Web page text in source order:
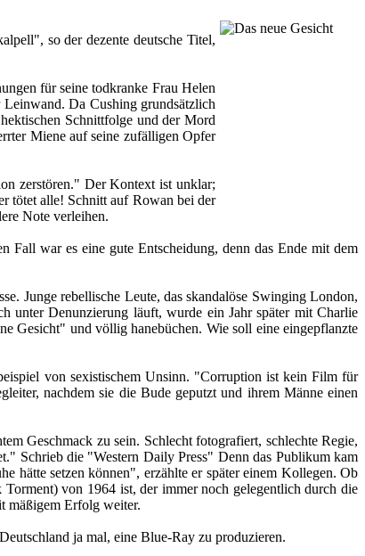
so der dezente deutsche Titel,
für seine todkranke Frau Helen
Da Cushing grundsätzlich
Schnittfolge und der Mord
Miene auf seine zufälligen Opfer
zerstören." Der Kontext ist unklar;
tötet alle! Schnitt auf Rowan bei der
Note verleihen.
Fall war es eine gute Entscheidung, denn das Ende mit dem
Junge rebellische Leute, das skandalöse Swinging London,
unter Denunzierung läuft, wurde ein Jahr später mit Charlie
Gesicht" und völlig hanebüchen. Wie soll eine eingepflanzte
von sexistischem Unsinn. "Corruption ist kein Film für
nachdem sie die Bude geputzt und ihrem Männe einen
Geschmack zu sein. Schlecht fotografiert, schlechte Regie,
Schrieb die "Western Daily Press" Denn das Publikum kam
hätte setzen können", erzählte er später einem Kollegen. Ob
von 1964 ist, der immer noch gelegentlich durch die
mäßigem Erfolg weiter.
ja mal, eine Blue-Ray zu produzieren.